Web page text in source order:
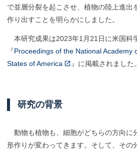
で並層分裂を起こさせ、植物の陸上進出
作り出すことを明らかにしました。
本研究成果は2023年1月21日に米国科
『Proceedings of the National Academy
States of America
』に掲載されました。
研究の背景
動物も植物も、細胞がどちらの方向に
形作りが変わってきます。そして、その